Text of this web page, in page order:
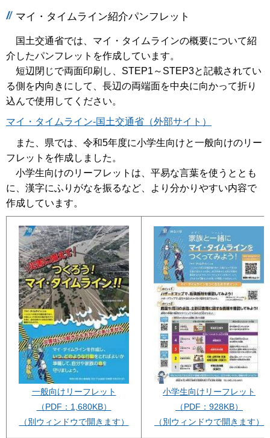
マイ・タイムライン紹介パンフレット
国土交通省では、マイ・タイムラインの概要について紹
介したパンフレットを作成しています。
短辺閉じで両面印刷し、STEP1～STEP3と記載されてい
る側を内向きにして、長辺の両端面を中央に向かって折り
込んで使用してください。
マイ・タイムライン-国土交通省（外部サイト）
また、県では、令和5年度に小学生向けと一般向けのリー
フレットを作成しました。
小学生向けのリーフレットは、平易な言葉を使うととも
に、漢字にふりがなを振るなど、より分かりやすい内容で
作成しています。
一般向けリーフレット
（PDF：1,680KB）
（別ウィンドウで開きます）
小学生向けリーフレット
（PDF：928KB）
（別ウィンドウで開きます）